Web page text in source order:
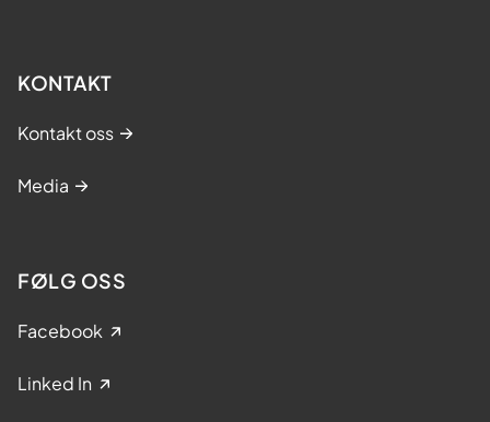
KONTAKT
Kontakt oss
Media
FØLG OSS
Facebook
Linked In